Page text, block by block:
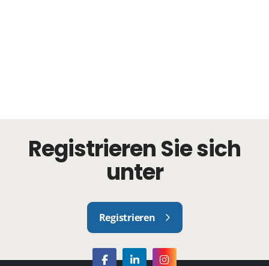
Registrieren Sie sich
unter
Registrieren